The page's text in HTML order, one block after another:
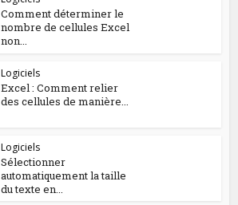
Comment déterminer le
nombre de cellules Excel
non...
Logiciels
Excel : Comment relier
des cellules de manière...
Logiciels
Sélectionner
automatiquement la taille
du texte en...